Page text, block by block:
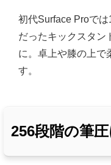
初代Surface Proで
だったキックスタン
に。卓上や膝の上で
す。
256段階の筆